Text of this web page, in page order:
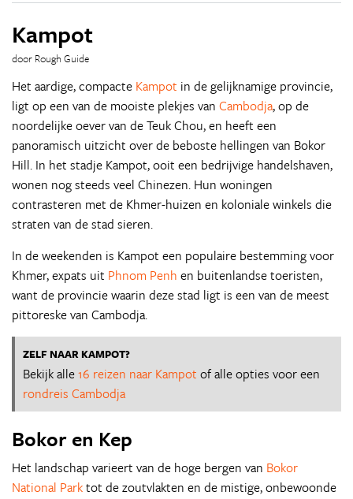
Kampot
door Rough Guide
Het aardige, compacte Kampot in de gelijknamige provincie,
ligt op een van de mooiste plekjes van Cambodja, op de
noordelijke oever van de Teuk Chou, en heeft een
panoramisch uitzicht over de beboste hellingen van Bokor
Hill. In het stadje Kampot, ooit een bedrijvige handelshaven,
wonen nog steeds veel Chinezen. Hun woningen
contrasteren met de Khmer-huizen en koloniale winkels die
straten van de stad sieren.
In de weekenden is Kampot een populaire bestemming voor
Khmer, expats uit Phnom Penh en buitenlandse toeristen,
want de provincie waarin deze stad ligt is een van de meest
pittoreske van Cambodja.
ZELF NAAR KAMPOT?
Bekijk alle16 reizen naar Kampot of alle opties voor een
rondreis Cambodja
Bokor en Kep
Het landschap varieert van de hoge bergen van Bokor
National Parktot de zoutvlakten en de mistige, onbewoonde